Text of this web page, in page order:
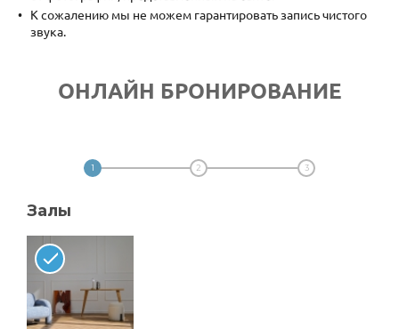
К сожалению мы не можем гарантировать запись чистого
звука.
ОНЛАЙН БРОНИРОВАНИЕ
1 2 3
Залы